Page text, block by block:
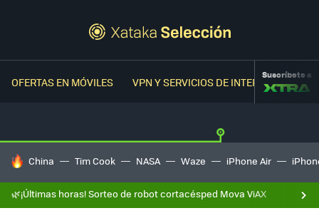
OFERTAS EN MÓVILES VPN Y SERVICIOS DE INTERNETSuscríbete a
HOY SE HABLA DE
China Tim Cook NASA Waze iPhone Air
🌿¡Últimas horas! Sorteo de robot cortacésped Mova ViAX